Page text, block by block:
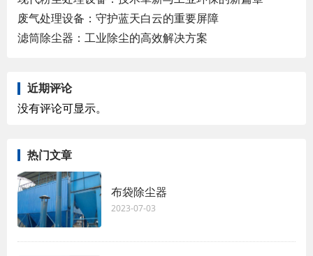
废气处理设备：守护蓝天白云的重要屏障
滤筒除尘器：工业除尘的高效解决方案
近期评论
没有评论可显示。
热门文章
布袋除尘器
2023-07-03